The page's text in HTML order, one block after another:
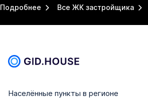
Подробнее Все ЖК застройщика
Населённые пункты в регионе